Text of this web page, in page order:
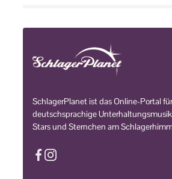
SchlagerPlanet ist das Online-Portal
deutschsprachige
Stars und Sternchen am